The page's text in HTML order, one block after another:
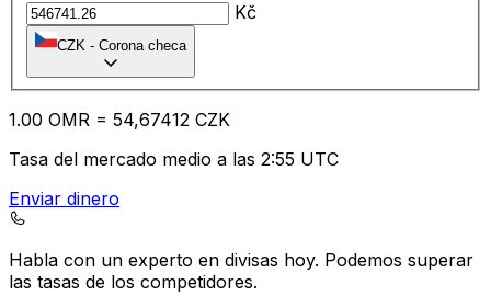
Kč
CZK - Corona checa
1.00 OMR = 54,67412 CZK
Tasa del mercado medio a las 2:55 UTC
Enviar dinero
Habla con un experto en divisas hoy. Podemos superar
las tasas de los competidores.